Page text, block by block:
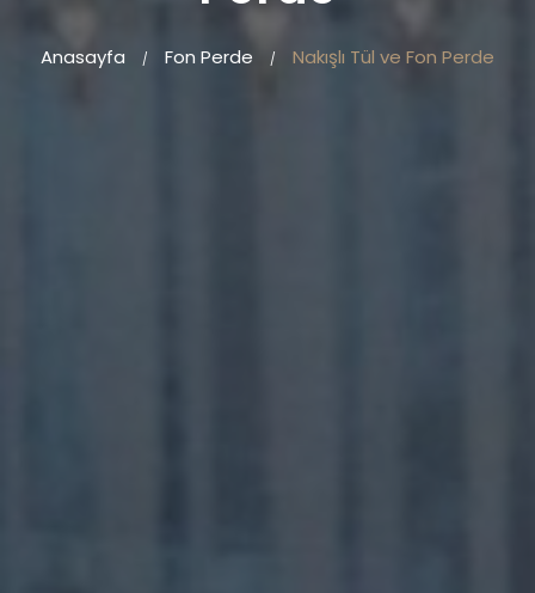
Anasayfa / Fon Perde / Nakışlı Tül ve Fon Perde